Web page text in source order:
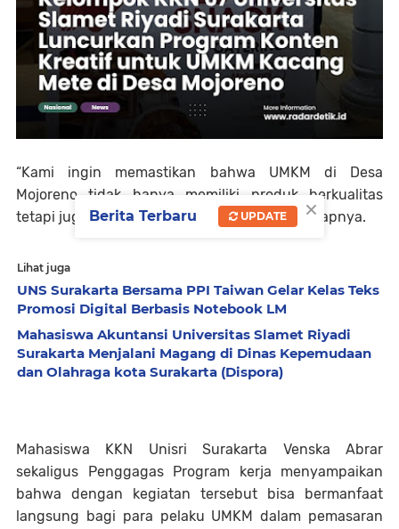
“Kami ingin memastikan bahwa UMKM di Desa
Mojoreno tidak hanya memiliki produk berkualitas
tetapi juga strategi pemasaran yang kuat”, Ucapnya.
Lihat juga
UNS Surakarta Bersama PPI Taiwan Gelar Kelas Teks
Promosi Digital Berbasis Notebook LM
Mahasiswa Akuntansi Universitas Slamet Riyadi
Surakarta Menjalani Magang di Dinas Kepemudaan
dan Olahraga kota Surakarta (Dispora)
Mahasiswa KKN Unisri Surakarta Venska Abrar
sekaligus Penggagas Program kerja menyampaikan
bahwa dengan kegiatan tersebut bisa bermanfaat
langsung bagi para pelaku UMKM dalam pemasaran
×
Berita Terbaru UPDATE